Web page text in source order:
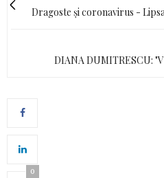
Dragoste și coronavirus -
DIANA DUMITRESCU:
0